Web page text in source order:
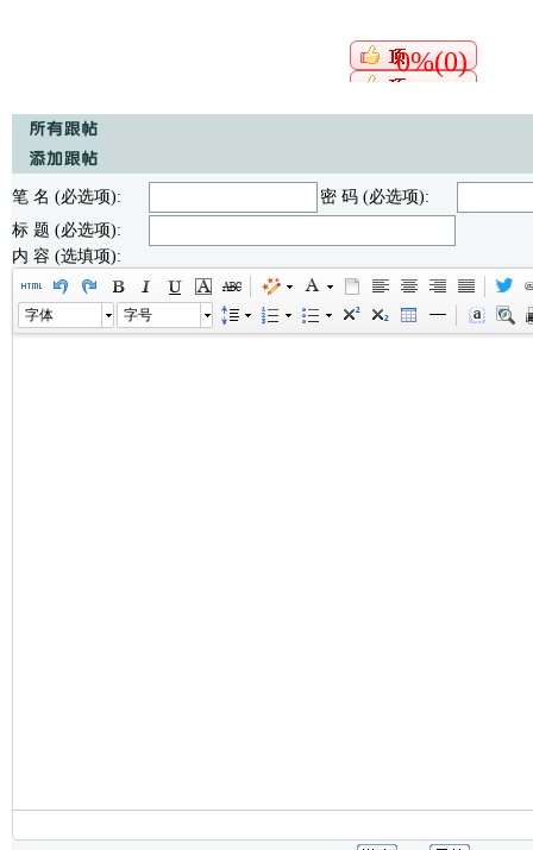
0%(0)
笔 名 (必选项):
密 码 (必选项):
标 题 (必选项):
内 容 (选填项):
字体 字号